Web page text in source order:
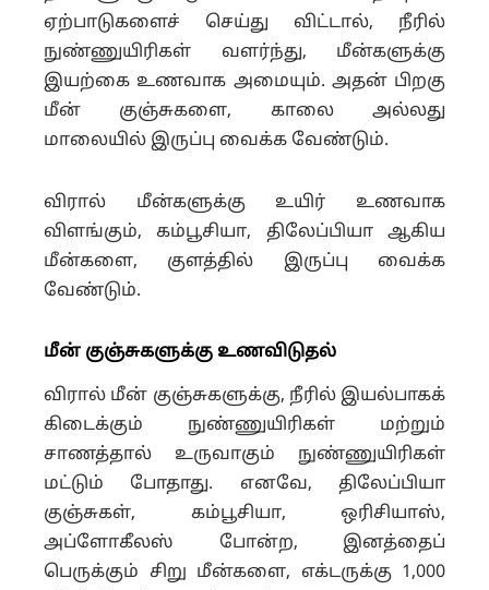
ஏற்பாடுகளைச் செய்து விட்டால், நீரில்
நுண்ணுயிரிகள் வளர்ந்து, மீன்களுக்கு
இயற்கை உணவாக அமையும். அதன் பிறகு
மீன் குஞ்சுகளை, காலை அல்லது
மாலையில் இருப்பு வைக்க வேண்டும்.
விரால் மீன்களுக்கு உயிர் உணவாக
விளங்கும், கம்பூசியா, திலேப்பியா ஆகிய
மீன்களை, குளத்தில் இருப்பு வைக்க
வேண்டும்.
மீன் குஞ்சுகளுக்கு உணவிடுதல்
விரால் மீன் குஞ்சுகளுக்கு, நீரில் இயல்பாகக்
கிடைக்கும் நுண்ணுயிரிகள் மற்றும்
சாணத்தால் உருவாகும் நுண்ணுயிரிகள்
மட்டும் போதாது. எனவே, திலேப்பியா
குஞ்சுகள், கம்பூசியா, ஒரிசியாஸ்,
அப்ளோகீலஸ் போன்ற, இனத்தைப்
பெருக்கும் சிறு மீன்களை, எக்டருக்கு 1,000